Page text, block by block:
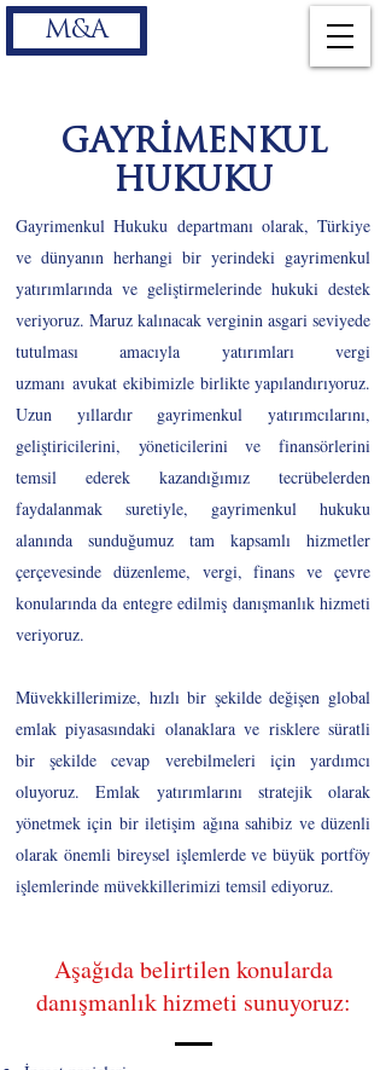
M&A
GAYRİMENKUL
HUKUKU
Gayrimenkul Hukuku departmanı olarak, Türkiye
ve dünyanın herhangi bir yerindeki gayrimenkul
yatırımlarında ve geliştirmelerinde hukuki destek
veriyoruz. Maruz kalınacak verginin asgari seviyede
tutulması amacıyla yatırımları vergi
uzmanı avukatekibimizle birlikte yapılandırıyoruz.
Uzun yıllardır gayrimenkul yatırımcılarını,
geliştiricilerini, yöneticilerini ve finansörlerini
temsil ederek kazandığımız tecrübelerden
faydalanmak suretiyle, gayrimenkul hukuku
alanında sunduğumuz tam kapsamlı hizmetler
çerçevesinde düzenleme, vergi, finans ve çevre
konularında da entegre edilmiş danışmanlık hizmeti
veriyoruz.
Müvekkillerimize, hızlı bir şekilde değişen global
emlak piyasasındaki olanaklara ve risklere süratli
bir şekilde cevap verebilmeleri için yardımcı
oluyoruz. Emlak yatırımlarını stratejik olarak
yönetmek için bir iletişim ağına sahibiz ve düzenli
olarak önemli bireysel işlemlerde ve büyük portföy
işlemlerinde müvekkillerimizi temsil ediyoruz.
Aşağıda belirtilen konularda
danışmanlık hizmeti sunuyoruz: